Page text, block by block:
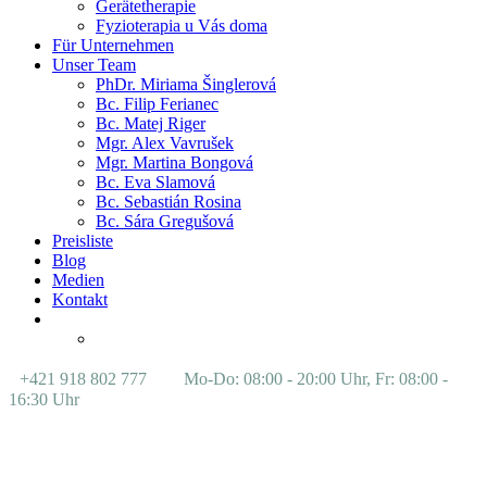
Gerätetherapie
Fyzioterapia u Vás doma
Für Unternehmen
Unser Team
PhDr. Miriama Šinglerová
Bc. Filip Ferianec
Bc. Matej Riger
Mgr. Alex Vavrušek
Mgr. Martina Bongová
Bc. Eva Slamová
Bc. Sebastián Rosina
Bc. Sára Gregušová
Preisliste
Blog
Medien
Kontakt
+421 918 802 777
Mo-Do: 08:00 - 20:00 Uhr, Fr: 08:00 -
16:30 Uhr